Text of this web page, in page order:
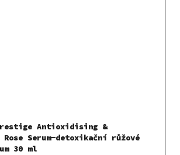
Antioxidising &
Serum-detoxikační růžové
30 ml